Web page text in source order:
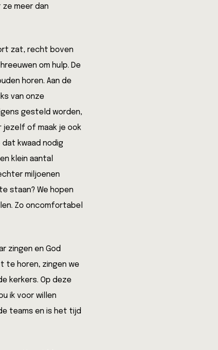
meer dan
zat, recht boven
om hulp. De
horen. Aan de
van onze
gesteld worden,
jezelf of maak je ook
kwaad nodig
klein aantal
miljoenen
staan? We hopen
Zo oncomfortabel
zingen en God
te horen, zingen we
kerkers. Op deze
ik voor willen
teams en is het tijd